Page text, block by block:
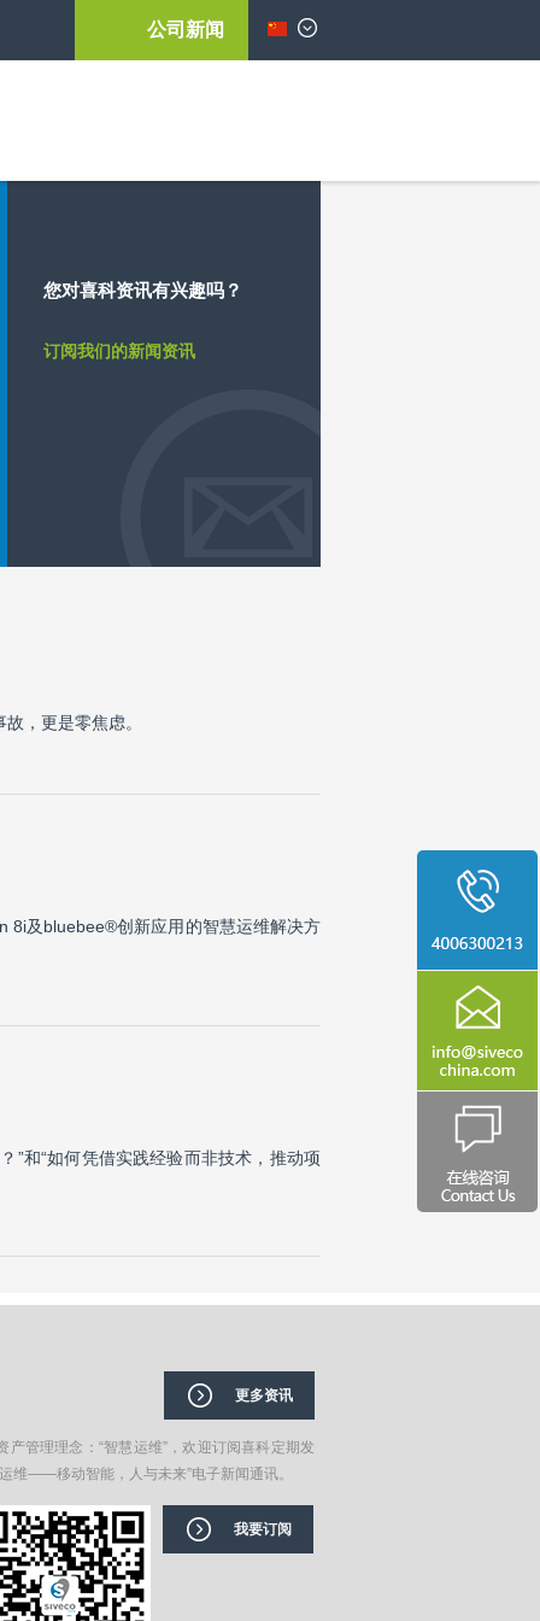
公司新闻
您对喜科资讯有兴趣吗？
订阅我们的新闻资讯
，更是零焦虑。
8i及bluebee®创新应用的智慧运维解决方
”和“如何凭借实践经验而非技术，推动项
更多资讯
产管理理念：“智慧运维”，欢迎订阅喜科定期发
维——移动智能，人与未来”电子新闻通讯。
我要订阅